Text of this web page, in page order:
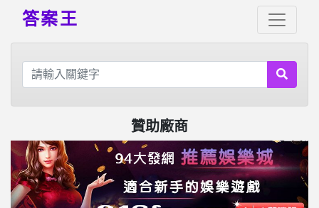
答案王
贊助廠商